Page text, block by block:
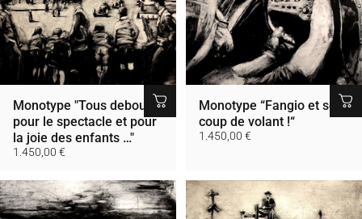
Monotype "Tous debout
pour le spectacle et pour
la joie des enfants …"
1.450,00 €
Monotype “Fangio et son
coup de volant !“
1.450,00 €